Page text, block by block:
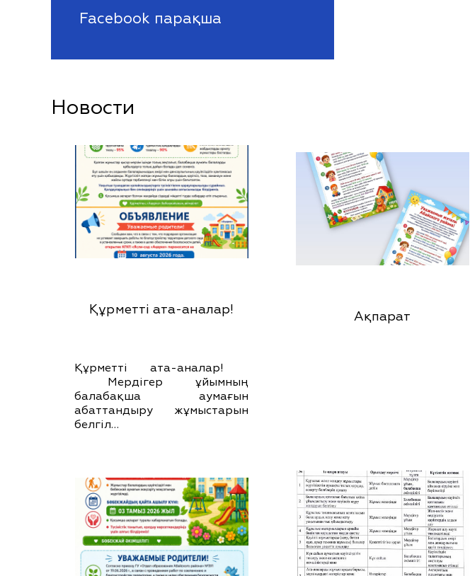
Facebook парақша
Новости
Құрметті ата-аналар!
Құрметті ата-аналар!
Мердігер ұйымның
балабақша аумағын
абаттандыру жұмыстарын
белгіл…
Ақпарат